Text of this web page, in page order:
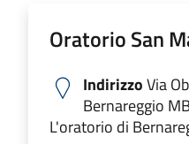
Oratorio San
IndirizzoVia
Bernareggio
L'oratorio di